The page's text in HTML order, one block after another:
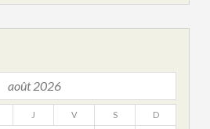
août 2026
J V S D